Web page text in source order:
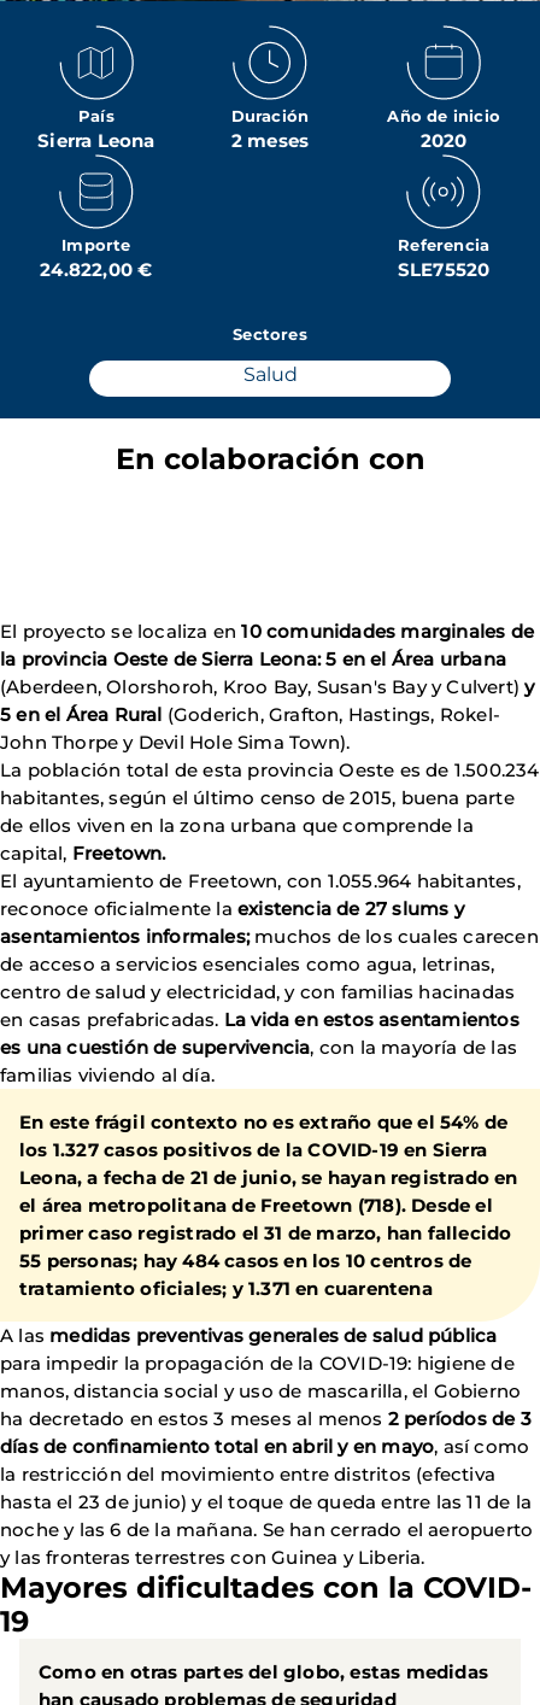
País
Sierra Leona
Duración
2 meses
Año de inicio
2020
Importe
24.822,00 €
Referencia
SLE75520
Sectores
Salud
En colaboración con
El proyecto se localiza en10 comunidades marginales de
la provincia Oeste de Sierra Leona: 5 en el Área urbana
(Aberdeen, Olorshoroh, Kroo Bay, Susan's Bay y Culvert) y
5 en el Área Rural (Goderich, Grafton, Hastings, Rokel-
John Thorpe y Devil Hole Sima Town).
La población total de esta provincia Oeste es de 1.500.234
habitantes, según el último censo de 2015, buena parte
de ellos viven en la zona urbana que comprende la
capital, Freetown.
El ayuntamiento de Freetown, con 1.055.964 habitantes,
reconoce oficialmente la existencia de 27 slums y
asentamientos informales; muchos de los cuales carecen
de acceso a servicios esenciales como agua, letrinas,
centro de salud y electricidad, y con familias hacinadas
en casas prefabricadas. La vida en estos asentamientos
es una cuestión de supervivencia, con la mayoría de las
familias viviendo al día.
En este frágil contexto no es extraño que el 54% de
los 1.327 casos positivos de la COVID-19 en Sierra
Leona, a fecha de 21 de junio, se hayan registrado en
el área metropolitana de Freetown (718). Desde el
primer caso registrado el 31 de marzo, han fallecido
55 personas; hay 484 casos en los 10 centros de
tratamiento oficiales; y 1.371 en cuarentena
A las medidas preventivas generales de salud pública
para impedir la propagación de la COVID-19: higiene de
manos, distancia social y uso de mascarilla, el Gobierno
ha decretado en estos 3 meses al menos 2 períodos de 3
días de confinamiento total en abril y en mayo, así como
la restricción del movimiento entre distritos (efectiva
hasta el 23 de junio) y el toque de queda entre las 11 de la
noche y las 6 de la mañana. Se han cerrado el aeropuerto
y las fronteras terrestres con Guinea y Liberia.
Mayores dificultades con la COVID-
19
Como en otras partes del globo, estas medidas
han causado problemas de seguridad